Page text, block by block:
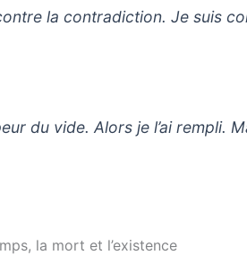
la contradiction. Je suis
du vide. Alors je l’ai rempli.
la mort et l’existence